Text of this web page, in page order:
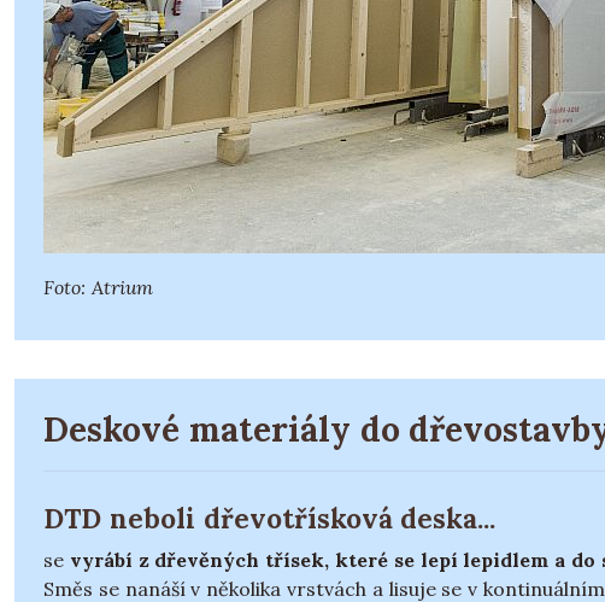
Foto: Atrium
Deskové materiály do
DTD neboli dřevotřísková deska...
se vyrábí z dřevěných třísek, které se lepí lepidlem a
Směs se nanáší v několika vrstvách a lisuje se v